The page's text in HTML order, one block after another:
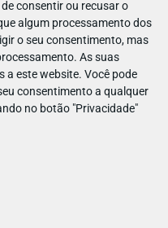
consentir ou recusar o
algum processamento dos
o seu consentimento, mas
As suas
a este website. Você pode
consentimento a qualquer
no botão "Privacidade"